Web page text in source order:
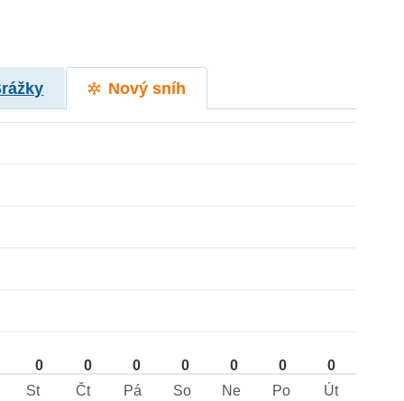
Nový sníh
0 0 0 0 0 0
0
St
Čt Pá So Ne Po Út